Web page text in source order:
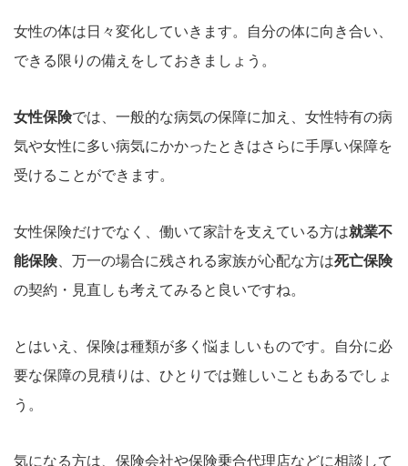
女性の体は日々変化していきます。自分の体に向き合い、
できる限りの備えをしておきましょう。
女性保険では、一般的な病気の保障に加え、女性特有の病
気や女性に多い病気にかかったときはさらに手厚い保障を
受けることができます。
女性保険だけでなく、働いて家計を支えている方は就業不
能保険、万一の場合に残される家族が心配な方は死亡保険
の契約・見直しも考えてみると良いですね。
とはいえ、保険は種類が多く悩ましいものです。自分に必
要な保障の見積りは、ひとりでは難しいこともあるでしょ
う。
気になる方は、保険会社や保険乗合代理店などに相談して